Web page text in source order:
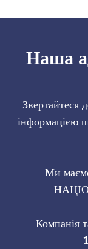
Наша
Звертайтеся
інформацією
Ми
Компанія